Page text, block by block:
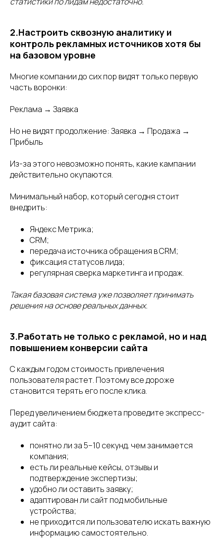
2.Настроить сквозную аналитику и
контроль рекламных источников хотя бы
на базовом уровне
Многие компании до сих пор видят только первую
часть воронки:
Реклама → Заявка
Но не видят продолжение: Заявка → Продажа →
Прибыль
Из-за этого невозможно понять, какие кампании
действительно окупаются.
Минимальный набор, который сегодня стоит
внедрить:
Яндекс Метрика;
CRM;
передача источника обращения в CRM;
фиксация статусов лида;
регулярная сверка маркетинга и продаж.
Такая базовая система уже позволяет принимать
решения на основе реальных данных.
3.Работать не только с рекламой, но и над
повышением конверсии сайта
С каждым годом стоимость привлечения
пользователя растет. Поэтому все дороже
становится терять его после клика.
Перед увеличением бюджета проведите экспресс-
аудит сайта:
понятно ли за 5–10 секунд, чем занимается
компания;
есть ли реальные кейсы, отзывы и
подтверждение экспертизы;
удобно ли оставить заявку;
адаптирован ли сайт под мобильные
устройства;
не приходится ли пользователю искать важную
информацию самостоятельно.